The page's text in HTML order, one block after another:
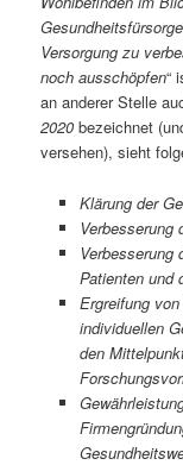
Versorgung zu
noch ausschöpfen“
an anderer Stelle
2020bezeichnet
versehen), sieht
Klärung der
Verbesserung
Verbesserung
Patienten und
Ergreifung
individuellen
den